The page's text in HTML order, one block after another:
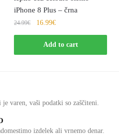
iPhone 8 Plus – črna
24.99€ 16.99€
Add to cart
varen, vaši podatki so zaščiteni.
izdelek ali vrnemo denar.